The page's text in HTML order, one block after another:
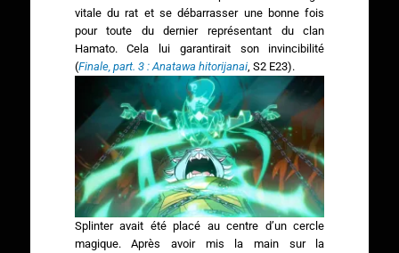
vitale du rat et se débarrasser une bonne fois
pour toute du dernier représentant du clan
Hamato. Cela lui garantirait son invincibilité
(Finale, part. 3 : Anatawa hitorijanai, S2 E23).
Splinter avait été placé au centre d’un cercle
magique. Après avoir mis la main sur la